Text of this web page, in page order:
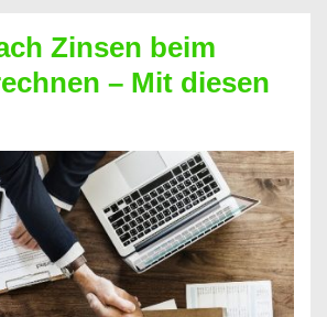
Zinsen beim
– Mit diesen